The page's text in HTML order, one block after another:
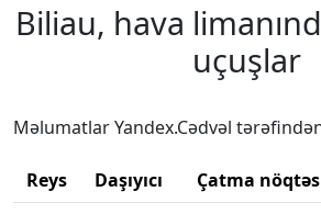
Biliau, hava
uçuşlar
Məlumatlar Yandex.Cədvəl
Reys Daşıyıcı Çatma